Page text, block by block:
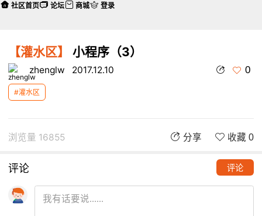
【灌水区】 小程序（3）
zhenglw 2017.12.10 0
#灌水区
浏览量 16855 分享 收藏 0
评论 评论
社区首页 论坛 商城 登录